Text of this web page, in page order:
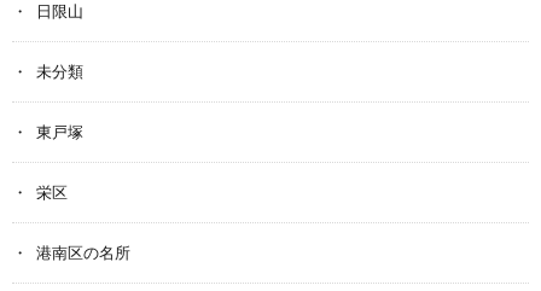
日限山
未分類
東戸塚
栄区
港南区の名所